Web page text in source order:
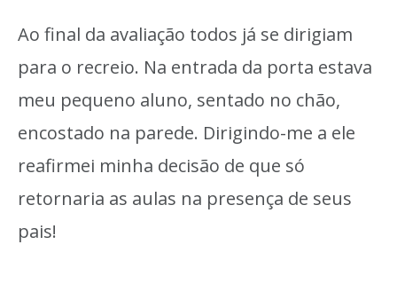
Ao final da avaliação todos já se dirigiam
para o recreio. Na entrada da porta estava
meu pequeno aluno, sentado no chão,
encostado na parede. Dirigindo-me a ele
reafirmei minha decisão de que só
retornaria as aulas na presença de seus
pais!